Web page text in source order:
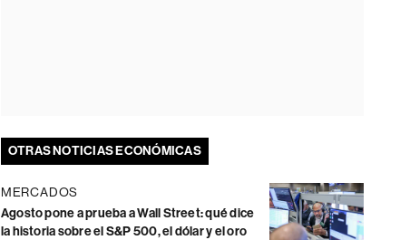
OTRAS NOTICIAS ECONÓMICAS
MERCADOS
Agosto pone a prueba a Wall Street: qué dice
la historia sobre el S&P 500, el dólar y el oro